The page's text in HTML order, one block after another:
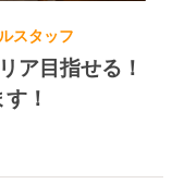
温まり、優し
しく、お客様と
スタッフ
ア目指せる！
！